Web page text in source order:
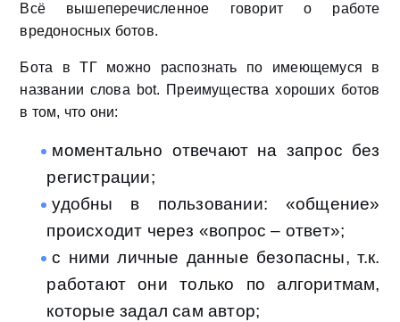
Всё вышеперечисленное говорит о работе
вредоносных ботов.
Бота в ТГ можно распознать по имеющемуся в
названии слова bot. Преимущества хороших ботов
в том, что они:
моментально отвечают на запрос без
регистрации;
удобны в пользовании: «общение»
происходит через «вопрос – ответ»;
с ними личные данные безопасны, т.к.
работают они только по алгоритмам,
которые задал сам автор;